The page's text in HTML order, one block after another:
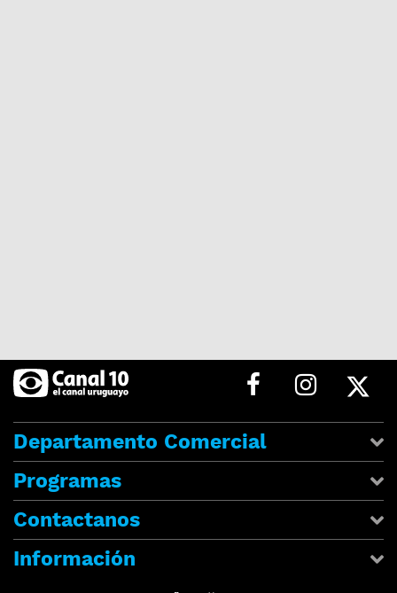
Departamento Comercial
Programas
Contactanos
Información